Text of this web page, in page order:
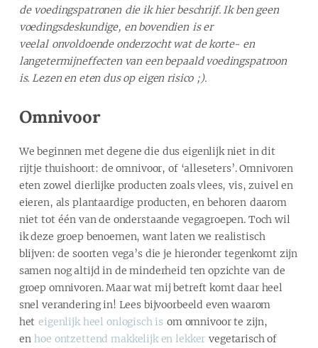
de voedingspatronen die ik hier beschrijf. Ik ben geen
voedingsdeskundige, en bovendien is er
veelal onvoldoende onderzocht wat de korte- en
langetermijneffecten van een bepaald voedingspatroon
is. Lezen en eten dus op eigen risico ;).
Omnivoor
We beginnen met degene die dus eigenlijk niet in dit
rijtje thuishoort: de omnivoor, of ‘alleseters’. Omnivoren
eten zowel dierlijke producten zoals vlees, vis, zuivel en
eieren, als plantaardige producten, en behoren daarom
niet tot één van de onderstaande vegagroepen. Toch wil
ik deze groep benoemen, want laten we realistisch
blijven: de soorten vega’s die je hieronder tegenkomt zijn
samen nog altijd in de minderheid ten opzichte van de
groep omnivoren. Maar wat mij betreft komt daar heel
snel verandering in! Lees bijvoorbeeld even waarom
heteigenlijk heel onlogisch is om omnivoor te zijn,
enhoe ontzettend makkelijk en lekker vegetarisch of